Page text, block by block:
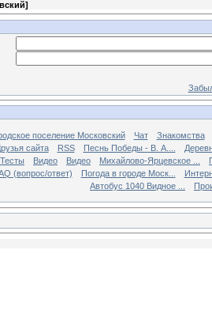
]
поселение Московский Чат
Знакомства
сайта RSS Песнь Победы - В. А....
Тесты Видео Видео Михайлово-Ярцевское ...
(вопрос/ответ) Погода в городе Моск...
Автобус 1040 Видное ...